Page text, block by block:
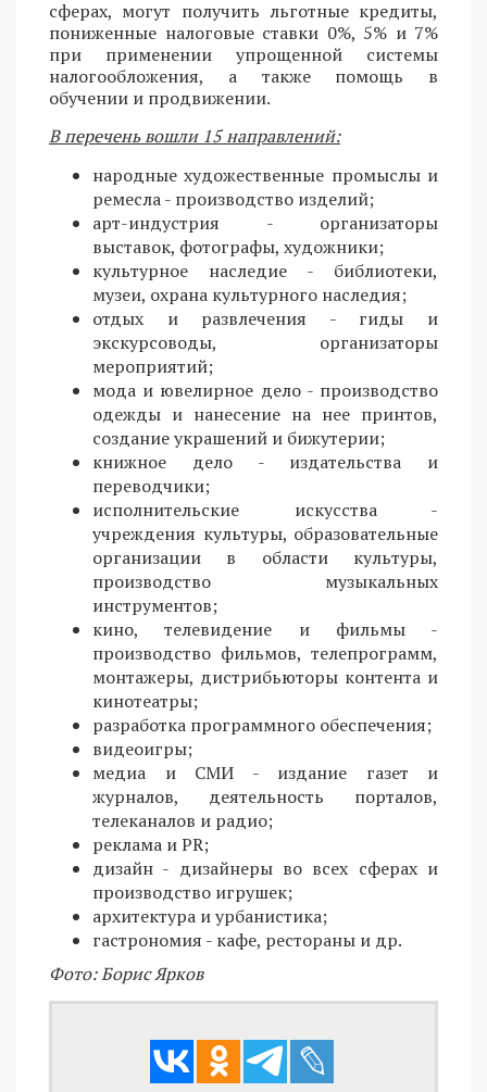
сферах, могут получить льготные кредиты,
пониженные налоговые ставки 0%, 5% и 7%
при применении упрощенной системы
налогообложения, а также помощь в
обучении и продвижении.
В перечень вошли 15 направлений:
народные художественные промыслы и
ремесла - производство изделий;
арт-индустрия - организаторы
выставок, фотографы, художники;
культурное наследие - библиотеки,
музеи, охрана культурного наследия;
отдых и развлечения - гиды и
экскурсоводы, организаторы
мероприятий;
мода и ювелирное дело - производство
одежды и нанесение на нее принтов,
создание украшений и бижутерии;
книжное дело - издательства и
переводчики;
исполнительские искусства -
учреждения культуры, образовательные
организации в области культуры,
производство музыкальных
инструментов;
кино, телевидение и фильмы -
производство фильмов, телепрограмм,
монтажеры, дистрибьюторы контента и
кинотеатры;
разработка программного обеспечения;
видеоигры;
медиа и СМИ - издание газет и
журналов, деятельность порталов,
телеканалов и радио;
реклама и PR;
дизайн - дизайнеры во всех сферах и
производство игрушек;
архитектура и урбанистика;
гастрономия - кафе, рестораны и др.
Фото: Борис Ярков